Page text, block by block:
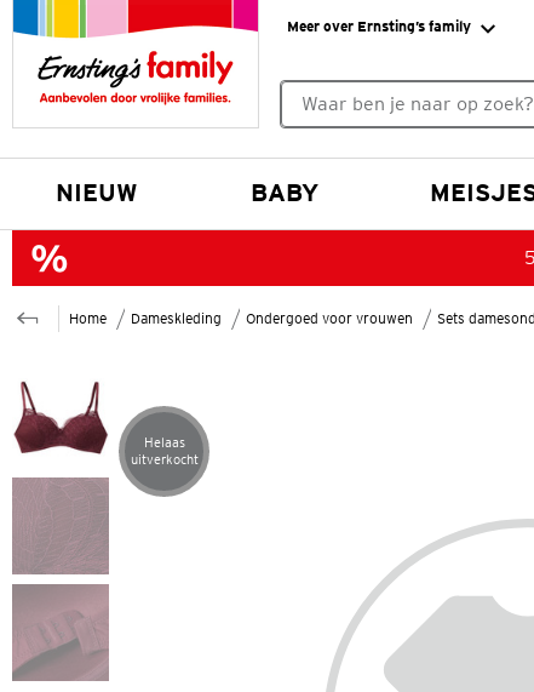
Meer over Ernsting’s family
NIEUW BABY
Home Dameskleding Ondergoed voor vrouwen Sets
Artikel helaas uitverkocht
Helaas
uitverkocht